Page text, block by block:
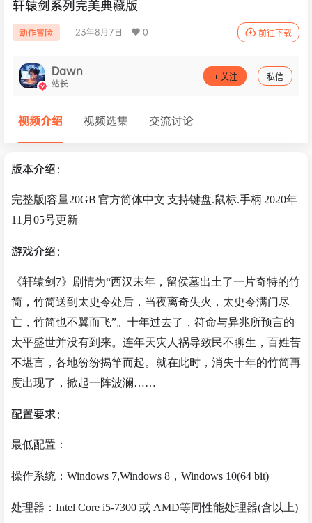
轩辕剑系列完美典藏版
动作冒险 23年8月7日 0 前往下载
Dawn
站长 关注 私信
视频介绍 视频选集 交流讨论
版本介绍：
完整版|容量20GB|官方简体中文|支持键盘.鼠标.手柄|2020年
11月05号更新
游戏介绍：
《轩辕剑7》剧情为“西汉末年，留侯墓出土了一片奇特的竹
简，竹简送到太史令处后，当夜离奇失火，太史令满门尽
亡，竹简也不翼而飞”。十年过去了，符命与异兆所预言的
太平盛世并没有到来。连年天灾人祸导致民不聊生，百姓苦
不堪言，各地纷纷揭竿而起。就在此时，消失十年的竹简再
度出现了，掀起一阵波澜……
配置要求：
最低配置：
操作系统：Windows 7,Windows 8，Windows 10(64 bit)
处理器：Intel Core i5-7300 或 AMD等同性能处理器(含以上)